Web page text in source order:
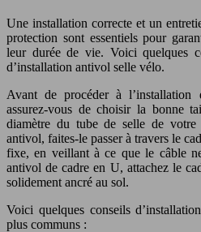
Une installation correcte et un
protection sont essentiels pour
leur durée de vie. Voici quelques
d’installation antivol selle vélo.
Avant de procéder à
assurez-vous de choisir la bonne
diamètre du tube de selle de
antivol, faites-le passer à travers le
fixe, en veillant à ce que le câble
antivol de cadre en U, attachez le
solidement ancré au sol.
Voici quelques conseils
plus communs :